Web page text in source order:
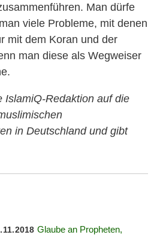
Man dürfe
viele Probleme, mit denen
mit dem Koran und der
man diese als Wegweiser
IslamiQ-Redaktion auf die
in Deutschland und gibt
Glaube an Propheten,